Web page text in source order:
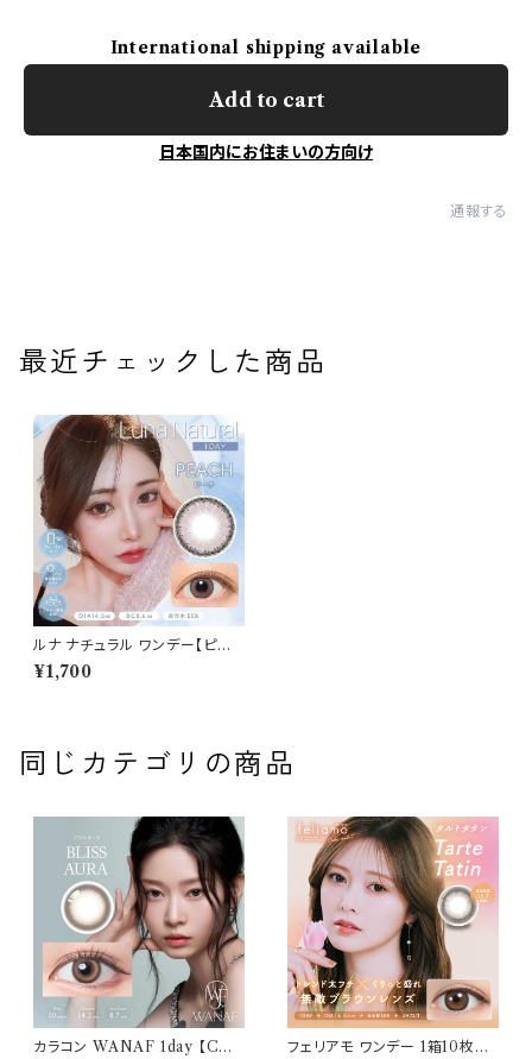
International shipping available
Add to cart
日本国内にお住まいの方向け
通報する
最近チェックした商品
ルナ ナチュラル ワンデー【ピー
チ】カラコン ワンデー 送料無料
1箱10枚 14.5mm 下津明日香
¥1,700
同じカテゴリの商品
カラコン WANAF 1day 【COL
フェリアモ ワンデー 1箱10枚入